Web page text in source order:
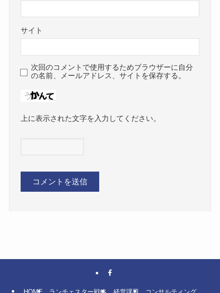
サイト
次回のコメントで使用するためブラウザーに自分
の名前、メールアドレス、サイトを保存する。
上に表示された文字を入力してください。